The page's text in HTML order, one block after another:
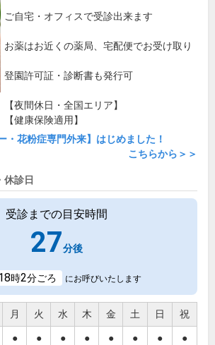
ご自宅・オフィスで受診出来ます
お薬はお近くの薬局、宅配便でお受け取り
登園許可証・診断書も発行可
【夜間休日・全国エリア】
【健康保険適用】
・花粉症専門外来】はじめました！
こちらから＞＞
休診日
受診までの目安時間
27分後
時2分ごろ にお呼びいたします
月 火 水 木 金 土 日 祝
● ● ● ● ● ● ● ●